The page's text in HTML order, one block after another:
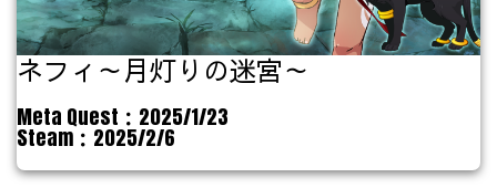
ネフィ～月灯りの迷宮～
Meta Quest：2025/1/23
Steam：2025/2/6